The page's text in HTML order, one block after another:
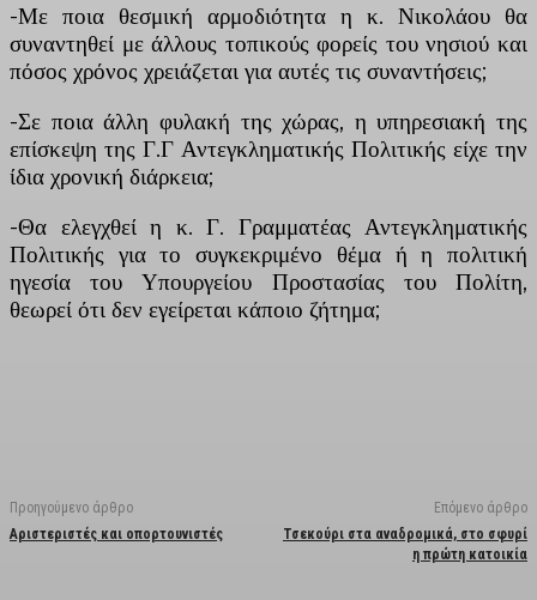
-Με ποια θεσμική αρμοδιότητα η κ. Νικολάου θα
συναντηθεί με άλλους τοπικούς φορείς του νησιού και
πόσος χρόνος χρειάζεται για αυτές τις συναντήσεις;
-Σε ποια άλλη φυλακή της χώρας, η υπηρεσιακή της
επίσκεψη της Γ.Γ Αντεγκληματικής Πολιτικής είχε την
ίδια χρονική διάρκεια;
-Θα ελεγχθεί η κ. Γ. Γραμματέας Αντεγκληματικής
Πολιτικής για το συγκεκριμένο θέμα ή η πολιτική
ηγεσία του Υπουργείου Προστασίας του Πολίτη,
θεωρεί ότι δεν εγείρεται κάποιο ζήτημα;
Προηγούμενο άρθρο
Αριστεριστές και οπορτουνιστές
Επόμενο άρθρο
Τσεκούρι στα αναδρομικά, στο σφυρί
η πρώτη κατοικία